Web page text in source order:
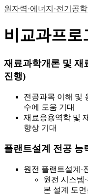
원자력·에너지·전기공
비교과프로
재료과학개론 및 재
진행)
전공과목 이해 및
수에 도움 기대
재료응용역학 및
향상 기대
플랜트설계 전공 능
원전 플랜트설계·
원전 시스템
본 설계 도